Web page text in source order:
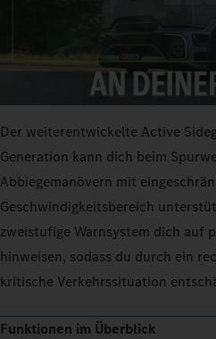
Der weiterentwickelte Active
Generation kann dich beim
Abbiegemanövern mit
Geschwindigkeitsbereich
zweistufige Warnsystem dich auf
hinweisen, sodass du durch ein
kritische Verkehrssituation
Funktionen im Überblick